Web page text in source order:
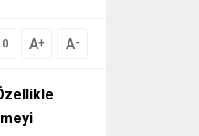
0 A+ A-